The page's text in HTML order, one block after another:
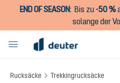
springen
END OF SEASON: Bis zu -50 %
solange der
Rucksäcke Trekkingrucksäcke